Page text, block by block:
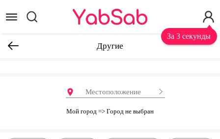
За 3 секунды
Другие
Местоположение
Мой город => Город не выбран